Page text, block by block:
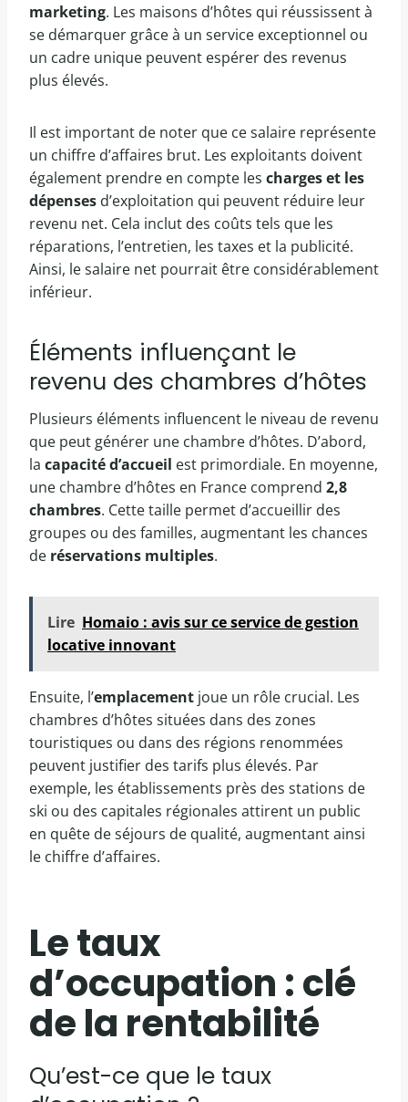
marketing. Les maisons d’hôtes qui réussissent à
se démarquer grâce à un service exceptionnel ou
un cadre unique peuvent espérer des revenus
plus élevés.
Il est important de noter que ce salaire représente
un chiffre d’affaires brut. Les exploitants doivent
également prendre en compte les charges et les
dépenses d’exploitation qui peuvent réduire leur
revenu net. Cela inclut des coûts tels que les
réparations, l’entretien, les taxes et la publicité.
Ainsi, le salaire net pourrait être considérablement
inférieur.
Éléments influençant le
revenu des chambres d’hôtes
Plusieurs éléments influencent le niveau de revenu
que peut générer une chambre d’hôtes. D’abord,
la capacité d’accueil est primordiale. En moyenne,
une chambre d’hôtes en France comprend 2,8
chambres. Cette taille permet d’accueillir des
groupes ou des familles, augmentant les chances
de réservations multiples.
Lire Homaio : avis sur ce service de gestion
locative innovant
Ensuite, l’emplacement joue un rôle crucial. Les
chambres d’hôtes situées dans des zones
touristiques ou dans des régions renommées
peuvent justifier des tarifs plus élevés. Par
exemple, les établissements près des stations de
ski ou des capitales régionales attirent un public
en quête de séjours de qualité, augmentant ainsi
le chiffre d’affaires.
Le taux
d’occupation : clé
de la rentabilité
Qu’est-ce que le taux